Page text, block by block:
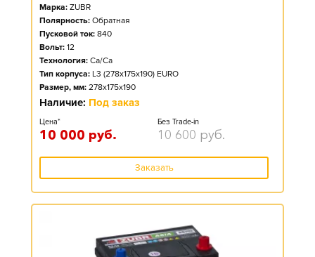
Марка: ZUBR
Полярность: Обратная
Пусковой ток: 840
Вольт: 12
Технология: Ca/Ca
Тип корпуса: L3 (278x175x190) EURO
Размер, мм: 278x175x190
Наличие: Под заказ
Цена*
10 000 руб.
Без Trade-in
10 600 руб.
Заказать